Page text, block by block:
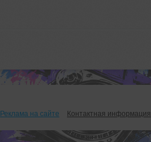
Реклама на сайте Контактная информация